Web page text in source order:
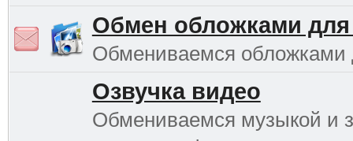
Обмен обложками для
Обмениваемся обложками
Озвучка видео
Обмениваемся музыкой и